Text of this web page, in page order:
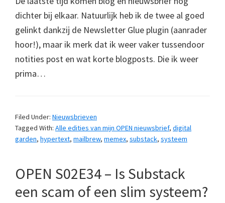
dichter bij elkaar. Natuurlijk heb ik de twee al goed
gelinkt dankzij de Newsletter Glue plugin (aanrader
hoor!), maar ik merk dat ik weer vaker tussendoor
notities post en wat korte blogposts. Die ik weer
prima…
Filed Under: Nieuwsbrieven
Tagged With: Alle edities van mijn OPEN nieuwsbrief, digital
garden, hypertext, mailbrew, memex, substack, systeem
OPEN S02E34 – Is Substack
een scam of een slim systeem?